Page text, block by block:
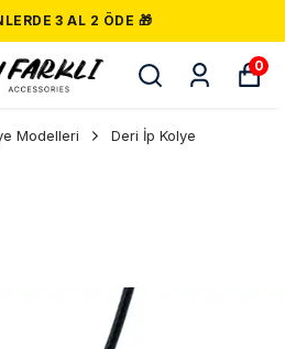
3 AL 2 ÖDE 🎁
0
Modelleri Deri İp Kolye